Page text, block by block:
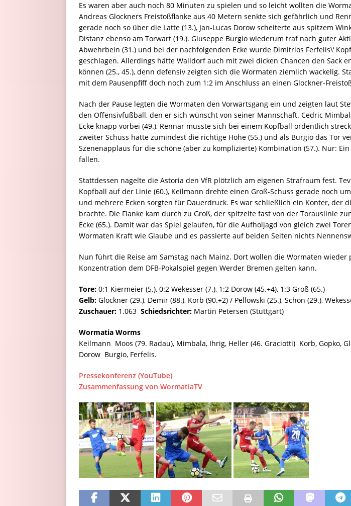
Es waren aber auch noch 80 Minuten zu spielen und so leicht wollten die
Andreas Glockners Freistoßflanke aus 40 Metern senkte sich gefährlich und
gerade noch so über die Latte (13.), Jan-Lucas Dorow scheiterte aus spitzem
Distanz ebenso am Torwart (19.). Giuseppe Burgio wiederum traf nach guter
Abwehrbein (31.) und bei der nachfolgenden Ecke wurde Dimitrios Ferfelis\‘
geschlagen. Allerdings hätte Walldorf auch mit zwei dicken Chancen den Sack
können (25., 45.), denn defensiv zeigten sich die Wormaten ziemlich wackelig.
mit dem Pausenpfiff doch noch zum 1:2 im Anschluss an einen Glockner-
Nach der Pause legten die Wormaten den Vorwärtsgang ein und zeigten laut
den Offensivfußball, den er sich wünscht von seiner Mannschaft. Cedric
Ecke knapp vorbei (49.), Rennar musste sich bei einem Kopfball ordentlich
zweiter Schuss hatte zumindest die richtige Höhe (55.) und als Burgio das Tor
Szenenapplaus für die schöne (aber zu komplizierte) Kombination (57.). Nur:
fallen.
Stattdessen nagelte die Astoria den VfR plötzlich am eigenen Strafraum fest.
Kopfball auf der Linie (60.), Keilmann drehte einen Groß-Schuss gerade noch
und mehrere Ecken sorgten für Dauerdruck. Es war schließlich ein Konter, der
brachte. Die Flanke kam durch zu Groß, der spitzelte fast von der Torauslinie
Ecke (65.). Damit war das Spiel gelaufen, für die Aufholjagd von gleich zwei
Wormaten Kraft wie Glaube und es passierte auf beiden Seiten nichts
Nun führt die Reise am Samstag nach Mainz. Dort wollen die Wormaten wieder
Konzentration dem DFB-Pokalspiel gegen Werder Bremen gelten kann.
Tore: 0:1 Kiermeier (5.), 0:2 Wekesser (7.), 1:2 Dorow (45.+4), 1:3 Groß (65.)
Gelb: Glockner (29.), Demir (88.), Korb (90.+2) / Pellowski (25.), Schön (29.),
Zuschauer: 1.063 Schiedsrichter: Martin Petersen (Stuttgart)
Wormatia Worms
Keilmann  Moos (79. Radau), Mimbala, Ihrig, Heller (46. Graciotti)  Korb, Gopko,
Dorow  Burgio, Ferfelis.
Pressekonferenz (YouTube)
Zusammenfassung von WormatiaTV